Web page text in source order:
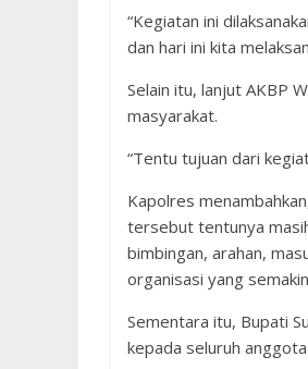
“Kegiatan ini
dan hari ini kita
Selain itu, lanjut AKBP
masyarakat.
“Tentu tujuan dari
Kapolres
tersebut tentunya
bimbingan, arahan,
organisasi yang
Sementara itu, Bupati
kepada seluruh